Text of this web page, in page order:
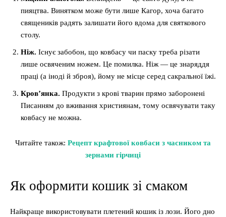
пияцтва. Винятком може бути лише Кагор, хоча багато
священиків радять залишати його вдома для святкового
столу.
Ніж. Існує забобон, що ковбасу чи паску треба різати
лише освяченим ножем. Це помилка. Ніж — це знаряддя
праці (а іноді й зброя), йому не місце серед сакральної їжі.
Кров’янка. Продукти з крові тварин прямо заборонені
Писанням до вживання християнам, тому освячувати таку
ковбасу не можна.
Читайте також: Рецепт крафтової ковбаси з часником та
зернами гірчиці
Як оформити кошик зі смаком
Найкраще використовувати плетений кошик із лози. Його дно